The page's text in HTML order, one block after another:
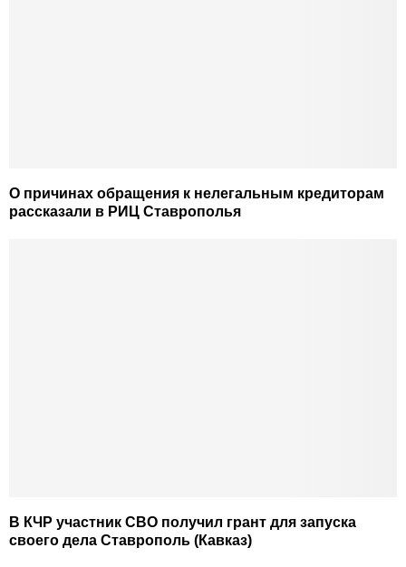
О причинах обращения к нелегальным кредиторам
рассказали в РИЦ Ставрополья
В КЧР участник СВО получил грант для запуска
своего дела Ставрополь (Кавказ)